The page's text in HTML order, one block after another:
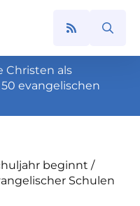
Search
Christen als
evangelischen
beginnt /
Schulen